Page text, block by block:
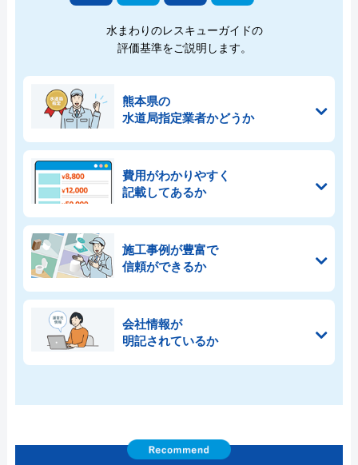
水まわりのレスキューガイドの
評価基準をご説明します。
熊本県の
水道局指定業者かどうか
費用がわかりやすく
記載してあるか
施工事例が豊富で
信頼ができるか
会社情報が
明記されているか